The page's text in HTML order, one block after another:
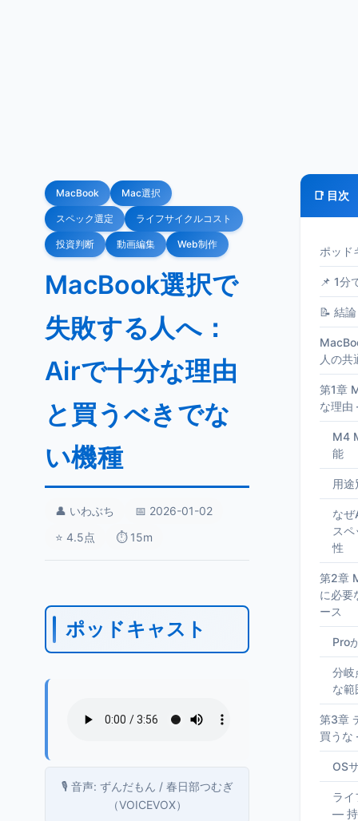
MacBook Mac選択
スペック選定 ライフサイクルコスト
投資判断 動画編集 Web制作
MacBook選択で
失敗する人へ：
Airで十分な理由
と買うべきでな
い機種
👤 いわぶち
📅 2026-01-02
⭐ 4.5点
⏱️ 15m
ポッドキャスト
🎙️ 音声: ずんだもん / 春日部つむぎ
（VOICEVOX）
📑 目次
ポッド
📌 1分
📝 結論
人の共
第1章
な理
M4
能
用
な
ス
性
第2章
に必要
ース
Pro
分岐
な範
第3章
買う
OS
ライ
— 持